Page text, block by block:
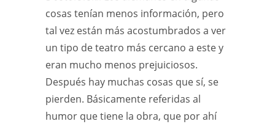
cosas tenían menos información, pero
tal vez están más acostumbrados a ver
un tipo de teatro más cercano a este y
eran mucho menos prejuiciosos.
Después hay muchas cosas que sí, se
pierden. Básicamente referidas al
humor que tiene la obra, que por ahí